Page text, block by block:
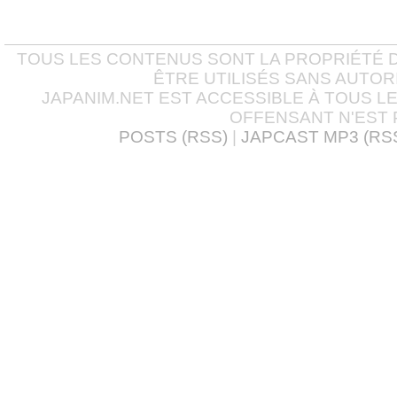
TOUS LES CONTENUS SONT LA PROPRIÉTÉ
ÊTRE UTILISÉS SANS
JAPANIM.NET EST ACCESSIBLE À TOUS
OFFENSANT N'EST
POSTS (RSS)
JAPCAST MP3